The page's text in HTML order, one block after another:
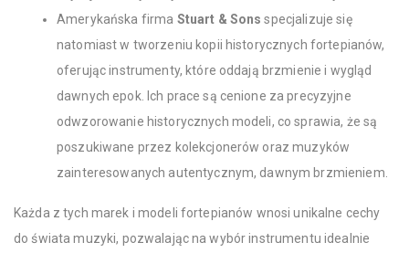
Amerykańska firma Stuart & Sons specjalizuje się
natomiast w tworzeniu kopii historycznych fortepianów,
oferując instrumenty, które oddają brzmienie i wygląd
dawnych epok. Ich prace są cenione za precyzyjne
odwzorowanie historycznych modeli, co sprawia, że są
poszukiwane przez kolekcjonerów oraz muzyków
zainteresowanych autentycznym, dawnym brzmieniem.
Każda z tych marek i modeli fortepianów wnosi unikalne cechy
do świata muzyki, pozwalając na wybór instrumentu idealnie